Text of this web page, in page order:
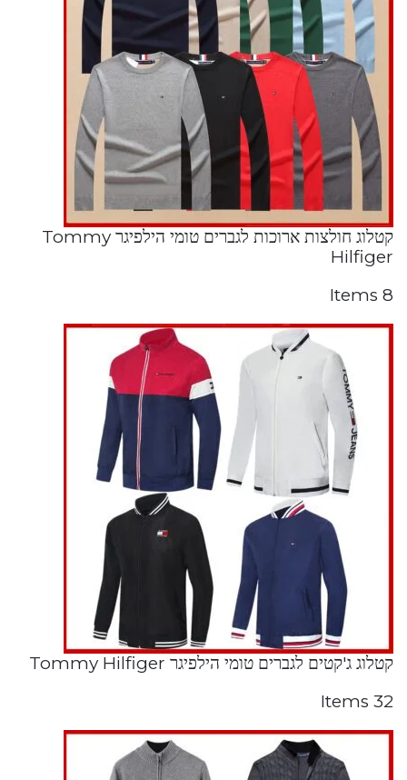
קטלוג חולצות ארוכות לגברים טומי הילפיגר Tommy
Hilfiger
8 Items
קטלוג ג'קטים לגברים טומי הילפיגר Tommy Hilfiger
32 Items